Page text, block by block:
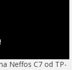
Neffos C7 od TP-